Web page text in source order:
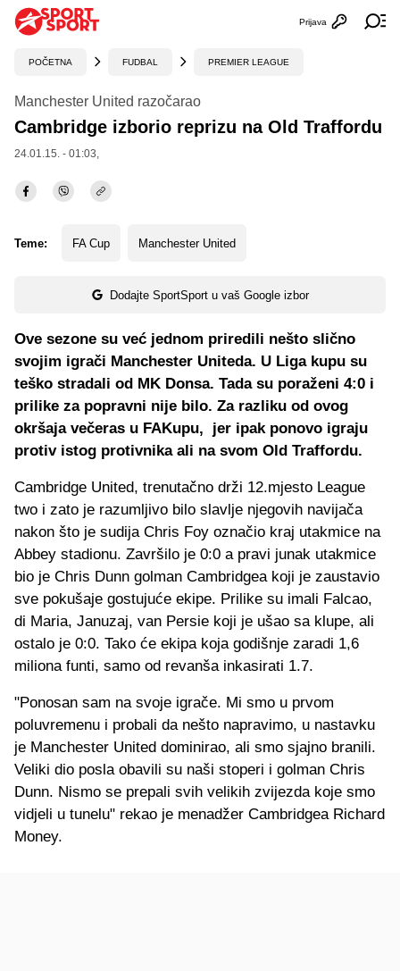
Otvori
Prijava
POČETNA FUDBAL PREMIER LEAGUE
Manchester United razočarao
Cambridge izborio reprizu na Old Traffordu
24.01.15. - 01:03,
Teme: FA Cup Manchester United
Dodajte SportSport u vaš Google izbor
Ove sezone su već jednom priredili nešto slično
svojim igrači Manchester Uniteda. U Liga kupu su
teško stradali od MK Donsa. Tada su poraženi 4:0 i
prilike za popravni nije bilo. Za razliku od ovog
okršaja večeras u FAKupu, jer ipak ponovo igraju
protiv istog protivnika ali na svom Old Traffordu.
Cambridge United, trenutačno drži 12.mjesto League
two i zato je razumljivo bilo slavlje njegovih navijača
nakon što je sudija Chris Foy označio kraj utakmice na
Abbey stadionu. Završilo je 0:0 a pravi junak utakmice
bio je Chris Dunn golman Cambridgea koji je zaustavio
sve pokušaje gostujuće ekipe. Prilike su imali Falcao,
di Maria, Januzaj, van Persie koji je ušao sa klupe, ali
ostalo je 0:0. Tako će ekipa koja godišnje zaradi 1,6
miliona funti, samo od revanša inkasirati 1.7.
"Ponosan sam na svoje igrače. Mi smo u prvom
poluvremenu i probali da nešto napravimo, u nastavku
je Manchester United dominirao, ali smo sjajno branili.
Veliki dio posla obavili su naši stoperi i golman Chris
Dunn. Nismo se prepali svih velikih zvijezda koje smo
vidjeli u tunelu" rekao je menadžer Cambridgea Richard
Money.